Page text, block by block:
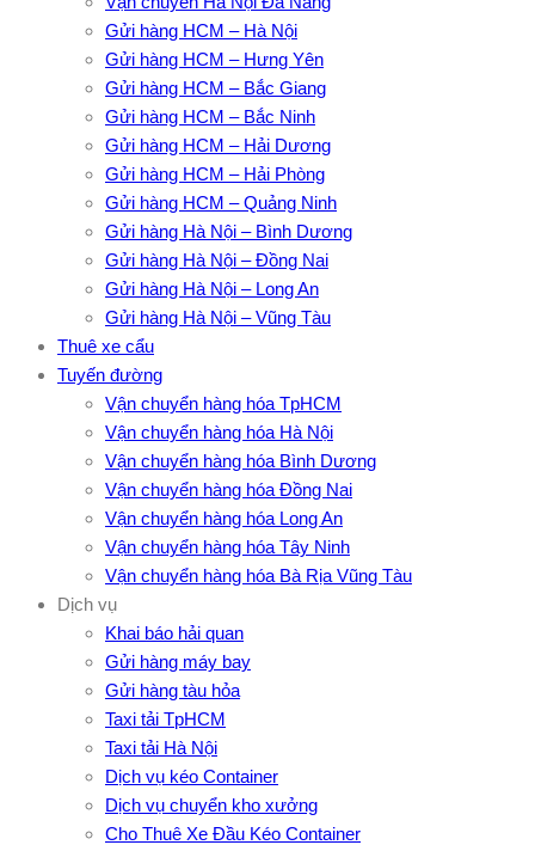
Gửi hàng HCM – Hà Nội
Gửi hàng HCM – Hưng Yên
Gửi hàng HCM – Bắc Giang
Gửi hàng HCM – Bắc Ninh
Gửi hàng HCM – Hải Dương
Gửi hàng HCM – Hải Phòng
Gửi hàng HCM – Quảng Ninh
Gửi hàng Hà Nội – Bình Dương
Gửi hàng Hà Nội – Đồng Nai
Gửi hàng Hà Nội – Long An
Gửi hàng Hà Nội – Vũng Tàu
Thuê xe cẩu
Tuyến đường
Vận chuyển hàng hóa TpHCM
Vận chuyển hàng hóa Hà Nội
Vận chuyển hàng hóa Bình Dương
Vận chuyển hàng hóa Đồng Nai
Vận chuyển hàng hóa Long An
Vận chuyển hàng hóa Tây Ninh
Vận chuyển hàng hóa Bà Rịa Vũng Tàu
Dịch vụ
Khai báo hải quan
Gửi hàng máy bay
Gửi hàng tàu hỏa
Taxi tải TpHCM
Taxi tải Hà Nội
Dịch vụ kéo Container
Dịch vụ chuyển kho xưởng
Cho Thuê Xe Đầu Kéo Container